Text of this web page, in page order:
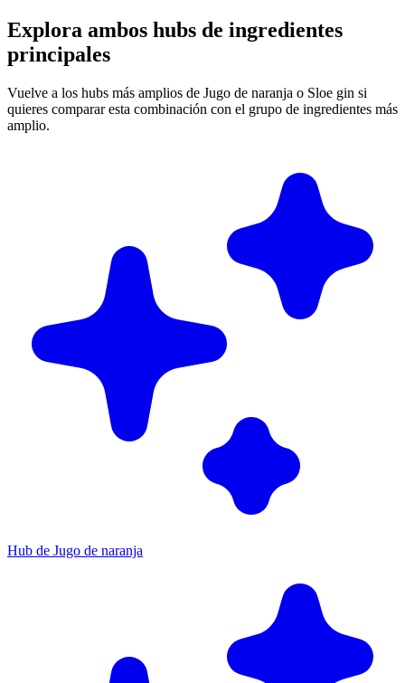
Explora ambos hubs de ingredientes
principales
Vuelve a los hubs más amplios de Jugo de naranja o Sloe gin si
quieres comparar esta combinación con el grupo de ingredientes más
amplio.
Hub de Jugo de naranja